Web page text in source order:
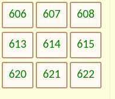
606 607 608
613 614 615
620 621 622